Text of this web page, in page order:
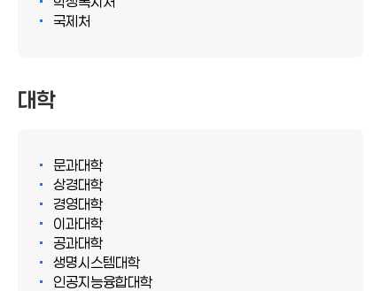
국제처
대학
문과대학
상경대학
경영대학
이과대학
공과대학
생명시스템대학
인공지능융합대학